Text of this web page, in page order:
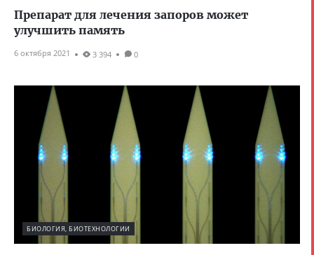
Препарат для лечения запоров может
улучшить память
6 октября 2021 3 394 0
БИОЛОГИЯ, БИОТЕХНОЛОГИИ